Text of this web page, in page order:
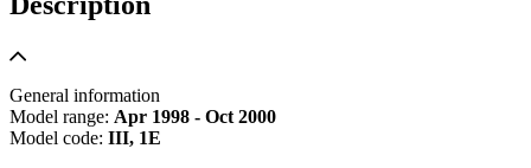
General information
Model range: Apr 1998 - Oct 2000
Model code: III, 1E